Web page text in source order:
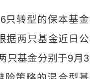
只转型的保本基金
据两只基金近日公
只基金分别于9月3